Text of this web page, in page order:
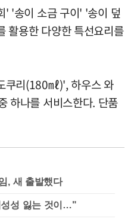
' '송이 소금 구이' '송이 덮
활용한 다양한 특선요리를
쿠리(180㎖)', 하우스 와
하나를 서비스한다. 단품
, 새 출발했다
성성 잃는 것이…"